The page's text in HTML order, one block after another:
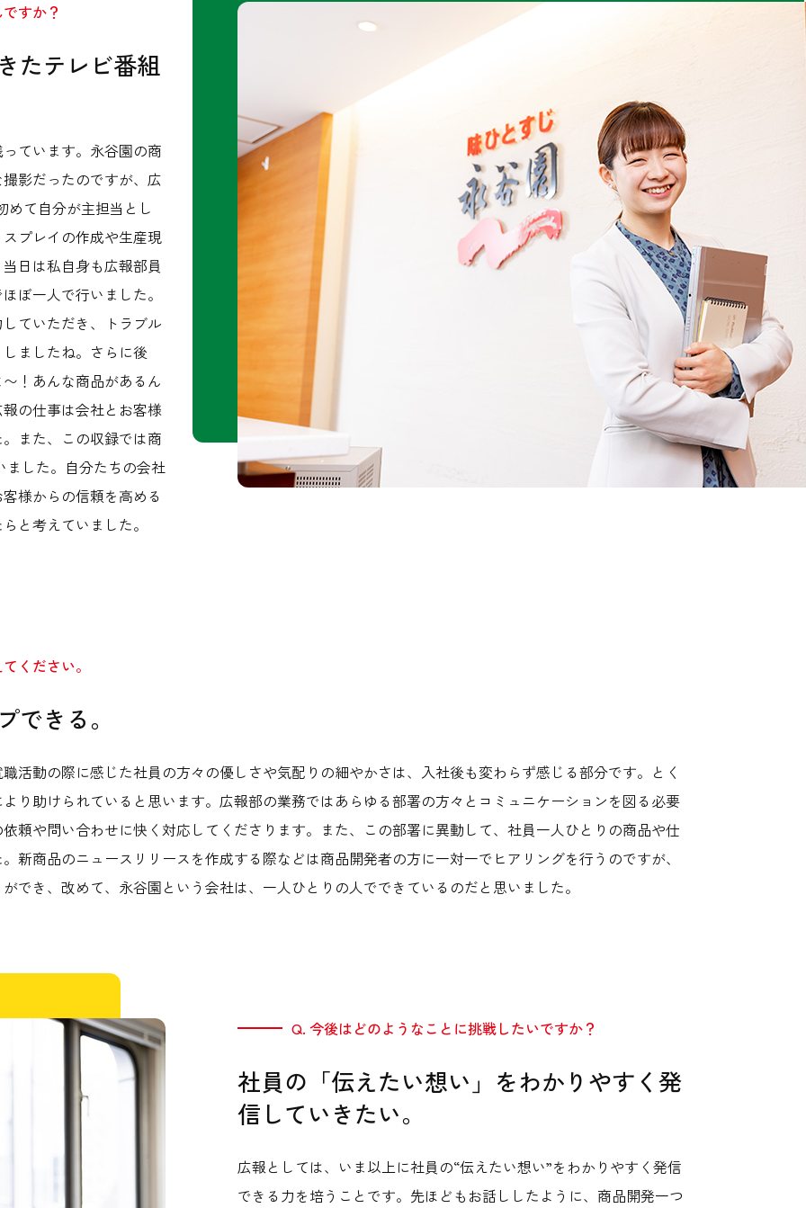
すか？
たテレビ番組
ています。永谷園の商
影だったのですが、広
めて自分が主担当とし
プレイの作成や生産現
日は私自身も広報部員
ぼ一人で行いました。
ていただき、トラブル
ましたね。さらに後
！あんな商品があるん
の仕事は会社とお客様
また、この収録では商
ました。自分たちの会社
様からの信頼を高める
と考えていました。
ください。
できる。
活動の際に感じた社員の方々の優しさや気配りの細やかさは、入社後も変わらず感じる部分です。とく
り助けられていると思います。広報部の業務ではあらゆる部署の方々とコミュニケーションを図る必要
頼や問い合わせに快く対応してくださります。また、この部署に異動して、社員一人ひとりの商品や仕
新商品のニュースリリースを作成する際などは商品開発者の方に一対一でヒアリングを行うのですが、
でき、改めて、永谷園という会社は、一人ひとりの人でできているのだと思いました。
Q. 今後はどのようなことに挑戦したいですか？
社員の「伝えたい想い」をわかりやすく発
信していきたい。
広報としては、いま以上に社員の“伝えたい想い”をわかりやすく発信
できる力を培うことです。先ほどもお話ししたように、商品開発一つ